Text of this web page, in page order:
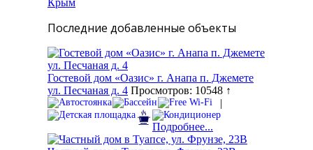
Крым
Последние добавленные объекты
Гостевой дом «Оазис» г. Анапа п. Джемете
ул. Песчаная д. 4 Просмотров: 10548 ↑
|
Подробнее...